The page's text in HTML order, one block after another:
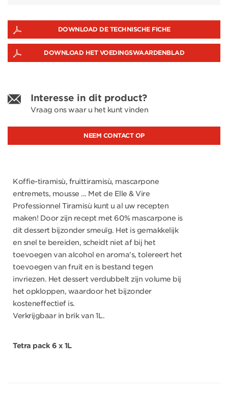
DOWNLOAD DE TECHNISCHE FICHE
DOWNLOAD HET VOEDINGSWAARDENBLAD
Interesse in dit product?
Vraag ons waar u het kunt vinden
NEEM CONTACT OP
Koffie-tiramisù, fruittiramisù, mascarpone
entremets, mousse ... Met de Elle & Vire
Professionnel Tiramisù kunt u al uw recepten
maken! Door zijn recept met 60% mascarpone is
dit dessert bijzonder smeuïg. Het is gemakkelijk
en snel te bereiden, scheidt niet af bij het
toevoegen van alcohol en aroma's, tolereert het
toevoegen van fruit en is bestand tegen
invriezen. Het dessert verdubbelt zijn volume bij
het opkloppen, waardoor het bijzonder
kosteneffectief is.
Verkrijgbaar in brik van 1L.
Tetra pack 6 x 1L